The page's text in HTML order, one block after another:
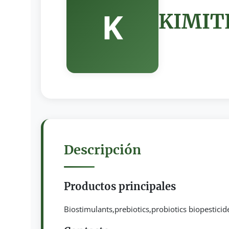
K
Descripción
Productos principales
Biostimulants,prebiotics,probiotics